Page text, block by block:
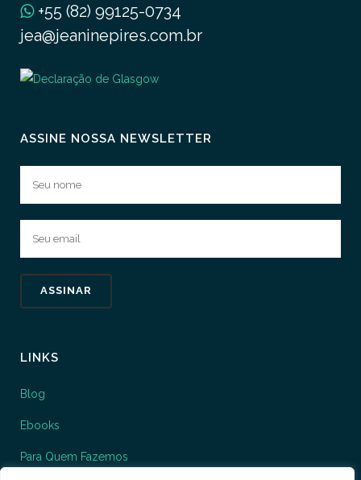
+55 (82) 99125-0734
jea@jeaninepires.com.br
ASSINE NOSSA NEWSLETTER
LINKS
Blog
Ebooks
Para Quem Fazemos